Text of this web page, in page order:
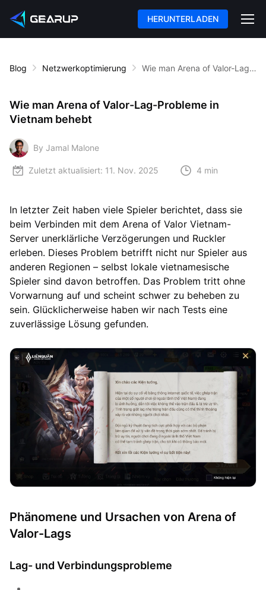
HERUNTERLADEN
Blog Netzwerkoptimierung Wie man Arena of Valor-Lag-Probleme in Vietnam behebt
Wie man Arena of Valor-Lag-Probleme in
Vietnam behebt
By Jamal Malone
Zuletzt aktualisiert: 11. Nov. 2025 4 min
In letzter Zeit haben viele Spieler berichtet, dass sie
beim Verbinden mit dem Arena of Valor Vietnam-
Server unerklärliche Verzögerungen und Ruckler
erleben. Dieses Problem betrifft nicht nur Spieler aus
anderen Regionen – selbst lokale vietnamesische
Spieler sind davon betroffen. Das Problem tritt ohne
Vorwarnung auf und scheint schwer zu beheben zu
sein. Glücklicherweise haben wir nach Tests eine
zuverlässige Lösung gefunden.
Phänomene und Ursachen von Arena of
Valor-Lags
Lag- und Verbindungsprobleme